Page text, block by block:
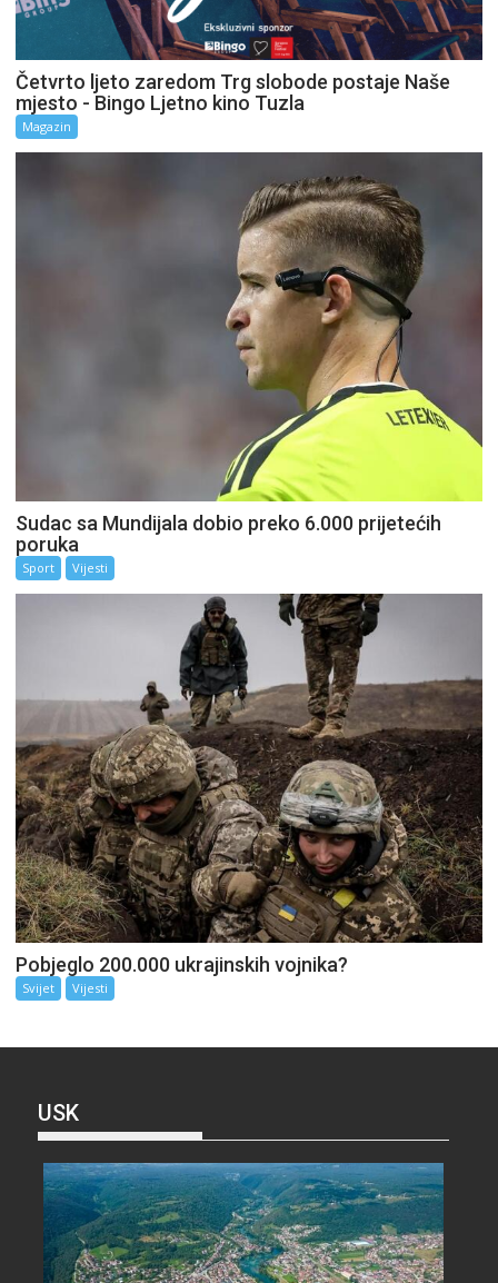
Četvrto ljeto zaredom Trg slobode postaje Naše
mjesto - Bingo Ljetno kino Tuzla
Magazin
Sudac sa Mundijala dobio preko 6.000 prijetećih
poruka
Sport Vijesti
Pobjeglo 200.000 ukrajinskih vojnika?
Svijet Vijesti
USK